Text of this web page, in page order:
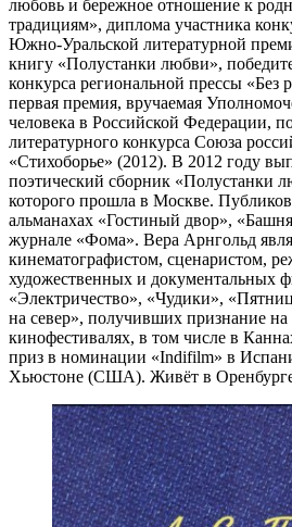
любовь и бережное отношение к
традициям», диплома участника
Южно-Уральской литературной
книгу «Полустанки любви»,
конкурса региональной прессы «Без
первая премия, вручаемая
человека в Российской Федерации,
литературного конкурса Союза
«Стихоборье» (2012). В 2012 году
поэтический сборник «Полустанки
которого прошла в Москве.
альманахах «Гостиный двор»,
журнале «Фома». Вера Арнгольд
кинематографистом, сценаристом,
художественных и документальных
«Электричество», «Чудики»,
на север», получивших признание
кинофестивалях, в том числе в
приз в номинации «Indifilm» в
Хьюстоне (США). Живёт в